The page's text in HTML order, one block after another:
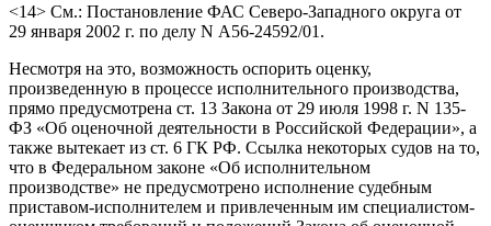
<14> См.: Постановление ФАС Северо-Западного округа от
29 января 2002 г. по делу N А56-24592/01.
Несмотря на это, возможность оспорить оценку,
произведенную в процессе исполнительного производства,
прямо предусмотрена ст. 13 Закона от 29 июля 1998 г. N 135-
ФЗ «Об оценочной деятельности в Российской Федерации», а
также вытекает из ст. 6 ГК РФ. Ссылка некоторых судов на то,
что в Федеральном законе «Об исполнительном
производстве» не предусмотрено исполнение судебным
приставом-исполнителем и привлеченным им специалистом-